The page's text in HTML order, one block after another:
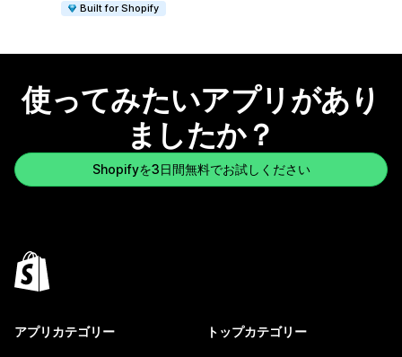
Built for Shopify
使ってみたいアプリがあり
ましたか？
Shopifyを3日間無料でお試しください
アプリカテゴリー トップカテゴリー